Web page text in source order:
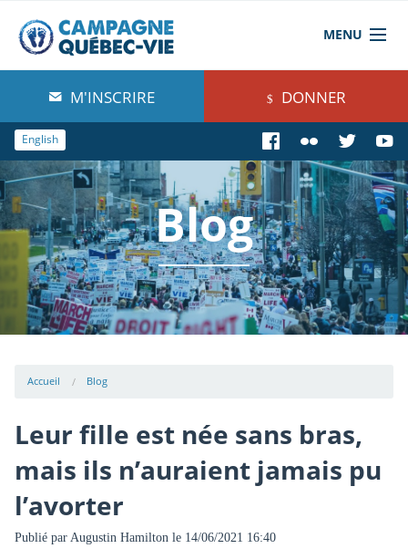
MENU
À propos de nous
Blog
Comprendre
Agir
Boutique
M'INSCRIRE DONNER
English
Blog
Accueil Blog
Leur fille est née sans bras,
mais ils n’auraient jamais pu
l’avorter
Publié par Augustin Hamilton le 14/06/2021 16:40